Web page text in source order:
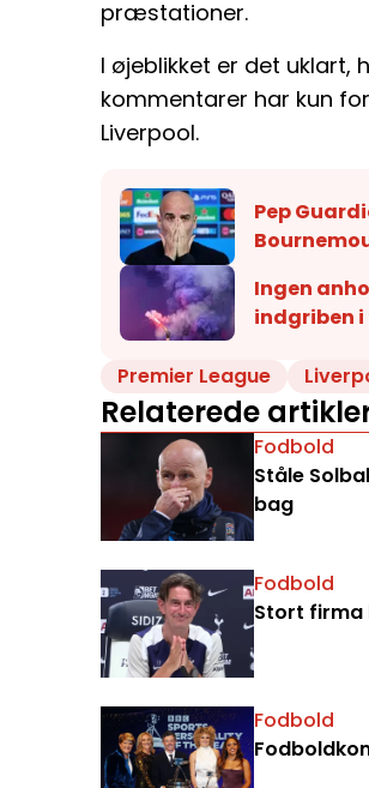
præstationer.
I øjeblikket er det uklart,
kommentarer har kun
Liverpool.
Pep
Ingen
indgriben
Premier League
Relaterede
Fodbold
Ståle
bag
Fodbold
Stort firma
Fodbold